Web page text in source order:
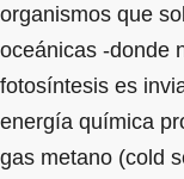
organismos que
oceánicas -donde
fotosíntesis es
energía química
gas metano (cold